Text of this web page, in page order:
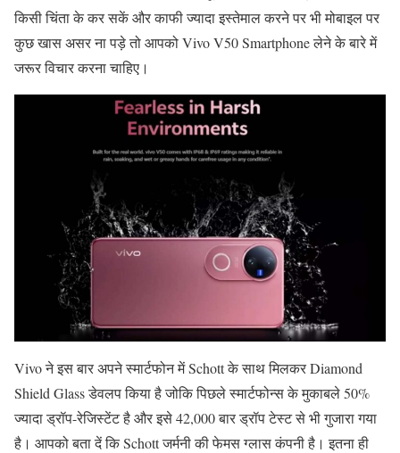
किसी चिंता के कर सकें और काफी ज्यादा इस्तेमाल करने पर भी मोबाइल पर
कुछ खास असर ना पड़े तो आपको Vivo V50 Smartphone लेने के बारे में
जरूर विचार करना चाहिए।
Vivo ने इस बार अपने स्मार्टफोन में Schott के साथ मिलकर Diamond
Shield Glass डेवलप किया है जोकि पिछले स्मार्टफोन्स के मुकाबले 50%
ज्यादा ड्रॉप-रेजिस्टेंट है और इसे 42,000 बार ड्रॉप टेस्ट से भी गुजारा गया
है। आपको बता दें कि Schott जर्मनी की फेमस ग्लास कंपनी है। इतना ही